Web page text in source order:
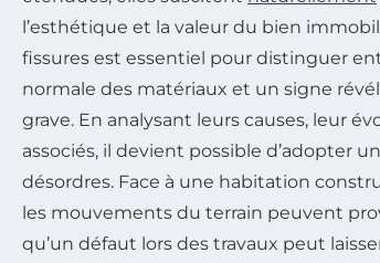
l’esthétique et la valeur du bien
fissures est essentiel pour distinguer
normale des matériaux et un signe
grave. En analysant leurs causes, leur
associés, il devient possible d’adopter
désordres. Face à une habitation
les mouvements du terrain peuvent
qu’un défaut lors des travaux peut